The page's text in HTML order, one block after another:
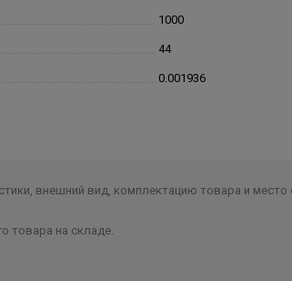
1000
44
0.001936
внешний вид, комплектацию товара и место
товара на складе.